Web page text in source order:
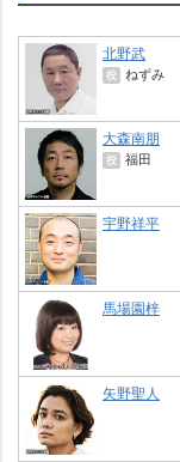
北野武
役 ねずみ
大森南朋
役 福田
宇野祥平
馬場園梓
矢野聖人